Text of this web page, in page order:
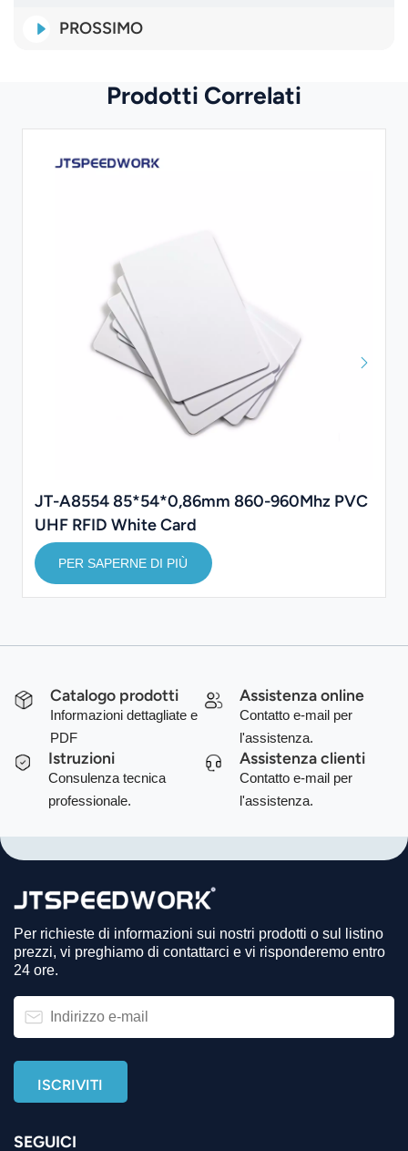
PROSSIMO
Prodotti Correlati
JT-A8554 85*54*0,86mm 860-960Mhz PVC
UHF RFID White Card
PER SAPERNE DI PIÙ
Catalogo prodotti
Informazioni dettagliate e
PDF
Assistenza online
Contatto e-mail per
l'assistenza.
Istruzioni
Consulenza tecnica
professionale.
Assistenza clienti
Contatto e-mail per
l'assistenza.
Per richieste di informazioni sui nostri prodotti o sul listino
prezzi, vi preghiamo di contattarci e vi risponderemo entro
24 ore.
SEGUICI